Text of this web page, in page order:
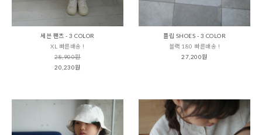
세븐 팬츠 - 3 COLOR
XL 빠른배송 !
28,900원
20,230원
플립 SHOES - 3 COLOR
블랙 180 빠른배송 !
27,200원